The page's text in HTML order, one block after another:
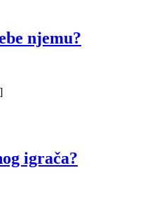
njemu?
igrača?